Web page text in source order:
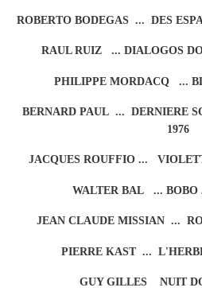
ROBERTO BODEGAS ... DES
RAUL RUIZ ... DIALOGOS
PHILIPPE MORDACQ ...
BERNARD PAUL ... DERNIERE
1976
JACQUES ROUFFIO ...
WALTER BAL ... BOBO
JEAN CLAUDE MISSIAN ...
PIERRE KAST ...
GUY GILLES NUIT